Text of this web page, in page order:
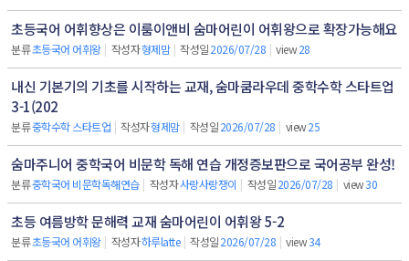
초등국어 어휘향상은 이룸이앤비 숨마어린이 어휘왕으로 확장가능해요
분류초등국어 어휘왕 | 작성자형제맘 | 작성일2026/07/28 | view28
내신 기본기의 기초를 시작하는 교재, 숨마쿰라우데 중학수학 스타트업
3-1(202
분류중학수학 스타트업 | 작성자형제맘 | 작성일2026/07/28 | view25
숨마주니어 중학국어 비문학 독해 연습 개정증보판으로 국어공부 완성!
분류중학국어 비문학독해연습 | 작성자사랑사랑쟁이 | 작성일2026/07/28 | view30
초등 여름방학 문해력 교재 숨마어린이 어휘왕 5-2
분류초등국어 어휘왕 | 작성자하루latte | 작성일2026/07/28 | view34